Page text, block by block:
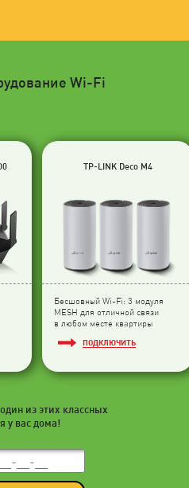
Wi-Fi
TP-LINK Deco M4
Бесшовный Wi-Fi: 3 модуля
МESH для отличной связи
в любом месте квартиры
ПОДКЛЮЧИТЬ
из этих классных
у вас дома!